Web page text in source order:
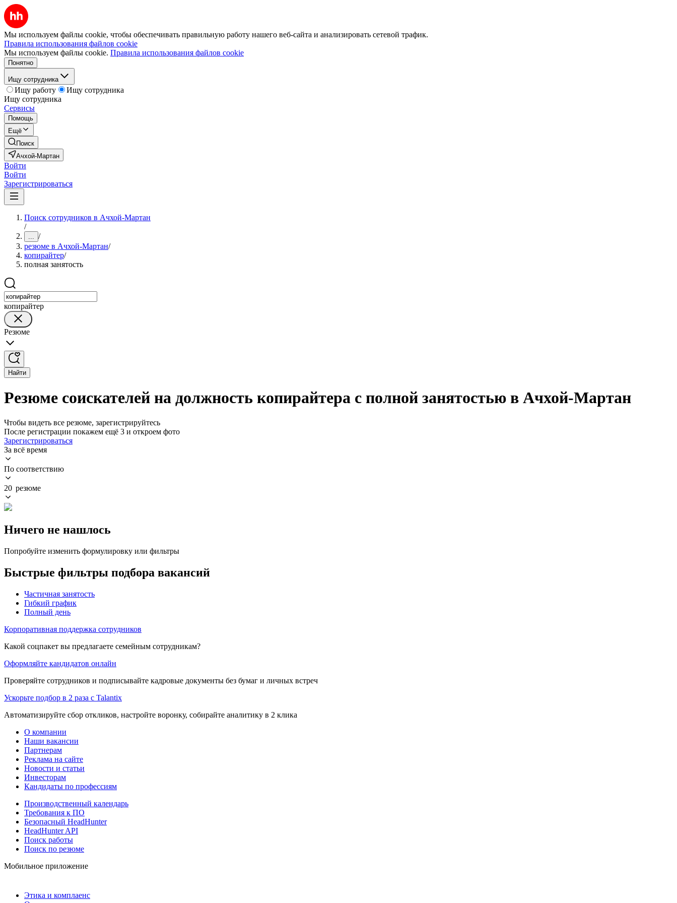
Мы используем файлы cookie, чтобы обеспечивать правильную работу нашего веб-сайта и анализировать сетевой трафик.
Правила использования файлов cookie
Мы используем файлы cookie. Правила использования файлов cookie
Понятно
Ищу сотрудника
Ищу работу
Ищу сотрудника
Ищу сотрудника
Сервисы
Помощь
Ещё
Поиск
Ачхой-Мартан
Войти
Войти
Зарегистрироваться
Поиск сотрудников в Ачхой-Мартан
/
... /
резюме в Ачхой-Мартан/
копирайтер/
полная занятость
копирайтер
Резюме
Найти
Резюме соискателей на должность копирайтера с полной занятостью в Ачхой-Мартан
Чтобы видеть все резюме, зарегистрируйтесь
После регистрации покажем ещё 3 и откроем фото
Зарегистрироваться
За всё время
По соответствию
20 резюме
Ничего не нашлось
Попробуйте изменить формулировку или фильтры
Быстрые фильтры подбора вакансий
Частичная занятость
Гибкий график
Полный день
Корпоративная поддержка сотрудников
Какой соцпакет вы предлагаете семейным сотрудникам?
Оформляйте кандидатов онлайн
Проверяйте сотрудников и подписывайте кадровые документы без бумаг и личных встреч
Ускорьте подбор в 2 раза с Talantix
Автоматизируйте сбор откликов, настройте воронку, собирайте аналитику в 2 клика
О компании
Наши вакансии
Партнерам
Реклама на сайте
Новости и статьи
Инвесторам
Кандидаты по профессиям
Производственный календарь
Требования к ПО
Безопасный HeadHunter
HeadHunter API
Поиск работы
Поиск по резюме
Мобильное приложение
Этика и комплаенс